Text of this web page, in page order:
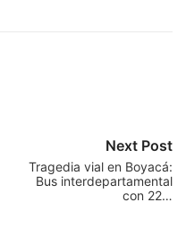
Next Post
Tragedia vial en Boyacá:
Bus interdepartamental
con 22…